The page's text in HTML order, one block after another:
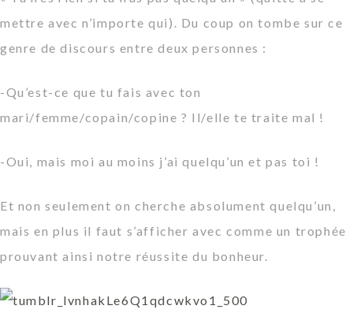
mettre avec n’importe qui). Du coup on tombe sur ce
genre de discours entre deux personnes :
-Qu’est-ce que tu fais avec ton
mari/femme/copain/copine ? Il/elle te traite mal !
-Oui, mais moi au moins j’ai quelqu’un et pas toi !
Et non seulement on cherche absolument quelqu’un,
mais en plus il faut s’afficher avec comme un trophée
prouvant ainsi notre réussite du bonheur.